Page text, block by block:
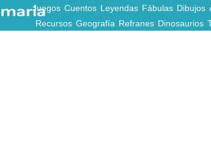
Juegos Cuentos Leyendas Fábulas Dibujos
Recursos Geografía Refranes Dinosaurios